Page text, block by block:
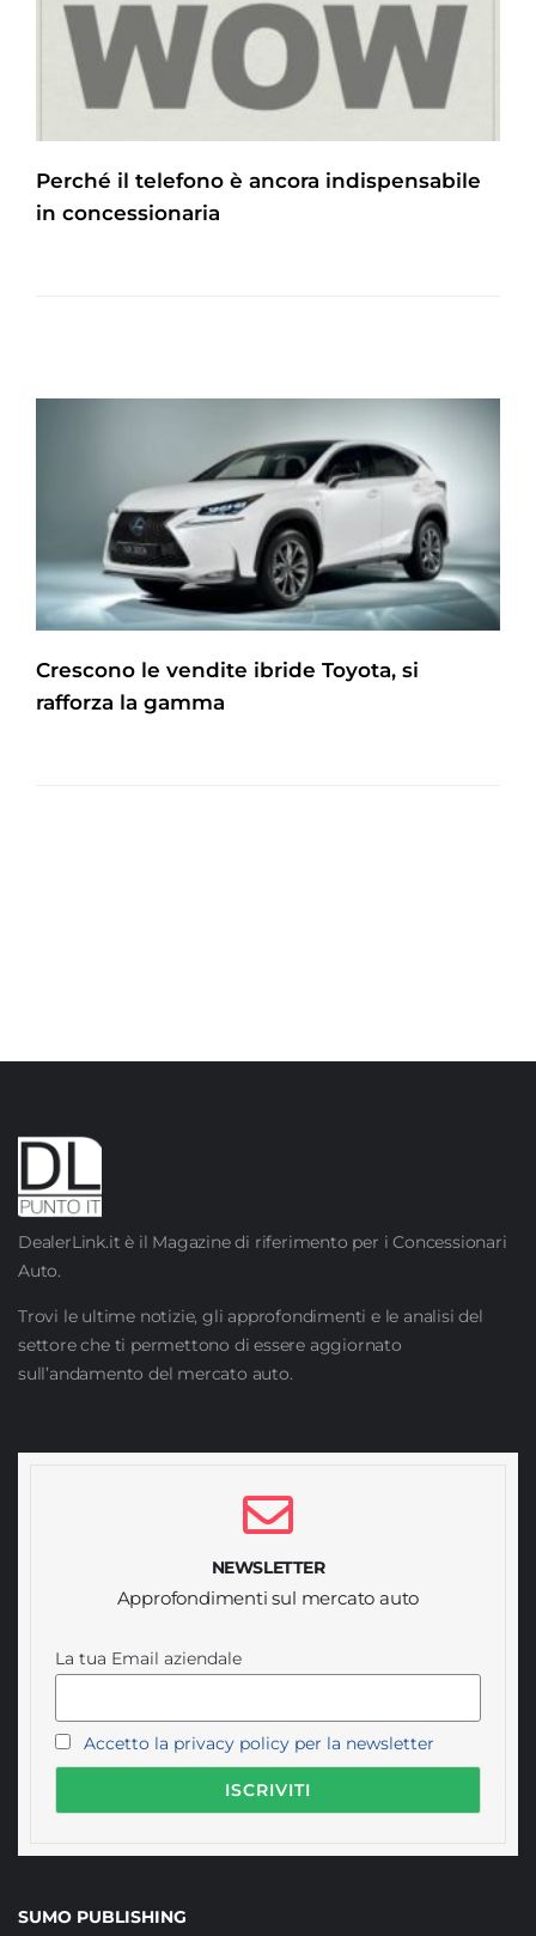
Perché il telefono è ancora indispensabile
in concessionaria
Crescono le vendite ibride Toyota, si
rafforza la gamma
DealerLink.it è il Magazine di riferimento per i Concessionari
Auto.
Trovi le ultime notizie, gli approfondimenti e le analisi del
settore che ti permettono di essere aggiornato
sull’andamento del mercato auto.
NEWSLETTER
Approfondimenti sul mercato auto
La tua Email aziendale
Accetto la privacy policy per la newsletter
SUMO PUBLISHING